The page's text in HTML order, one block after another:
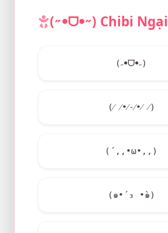
(˶ꔷᗜꔷ˶) Chibi
(˶ꔷᗜꔷ˶)
(⁄ ⁄•⁄-⁄•⁄ ⁄)
(´,,•ω•,,)
(๑•́ ₃ •̀๑)